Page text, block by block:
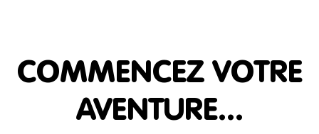
COMMENCEZ VOTRE
AVENTURE...